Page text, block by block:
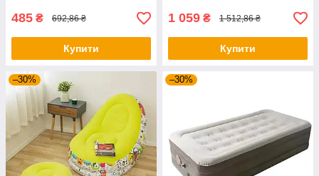
485 ₴ 692,86 ₴
Купити
1 059 ₴ 1 512,86 ₴
Купити
–30% –30%